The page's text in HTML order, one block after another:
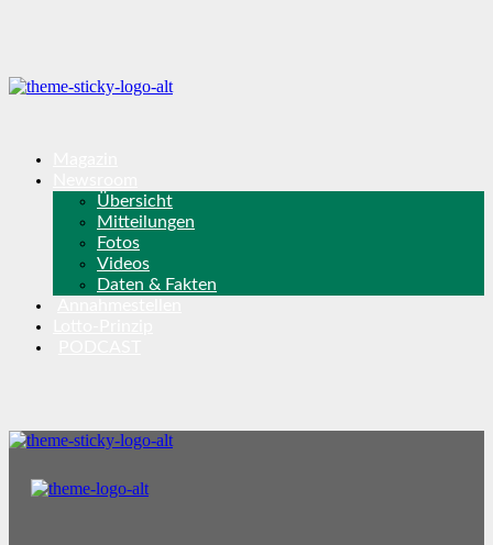
Übersicht
Mitteilungen
Fotos
Videos
Daten & Fakten